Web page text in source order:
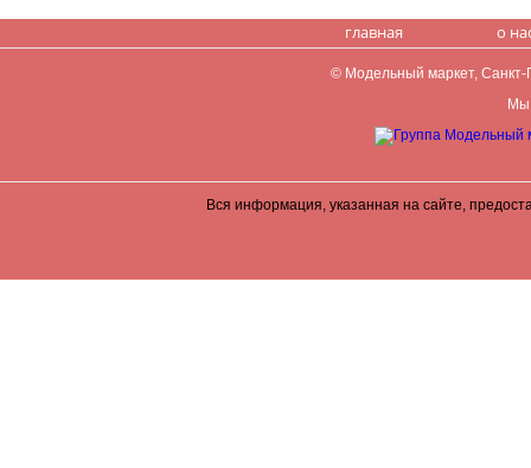
главная о
© Модельный маркет, Санкт-
Мы
Вся информация, указанная на сайте,